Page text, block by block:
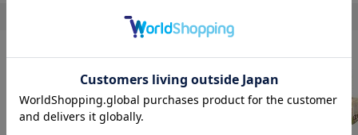
■サイズ：約H2000×W900mm